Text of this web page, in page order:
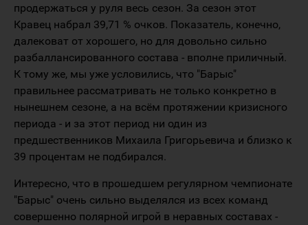
продержаться у руля весь сезон. За сезон этот
Кравец набрал 39,71 % очков. Показатель, конечно,
далековат от хорошего, но для довольно сильно
разбаллансированного состава - вполне приличный.
К тому же, мы уже условились, что "Барыс"
правильнее рассматривать не только конкретно в
нынешнем сезоне, а на всём протяжении кризисного
периода - и за этот период ни один из
предшественников Михаила Григорьевича и близко к
39 процентам не подбирался.
Интересно, что в прошедшем регулярном чемпионате
"Барыс" очень сильно выделялся из всех команд
совершенно полярной игрой в неравных составах -